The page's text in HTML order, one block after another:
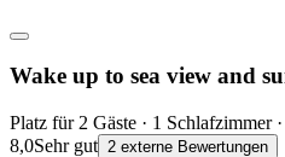
Wake up to sea view and
Platz für 2 Gäste · 1 Schlafzimmer
8,0Sehr gut 2 externe Bewertungen